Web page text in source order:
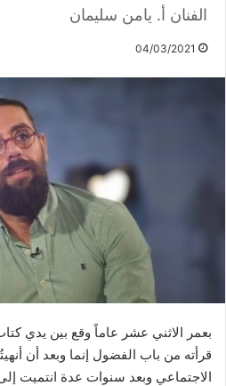
الفنان أ. يامن سليمان
04/03/2021
بعمر الاثني عشر عاماً وقع بين يدي
قرأته من باب الفضول إنما وبعد أن
الاجتماعي وبعد سنوات عدة انتميت إلى